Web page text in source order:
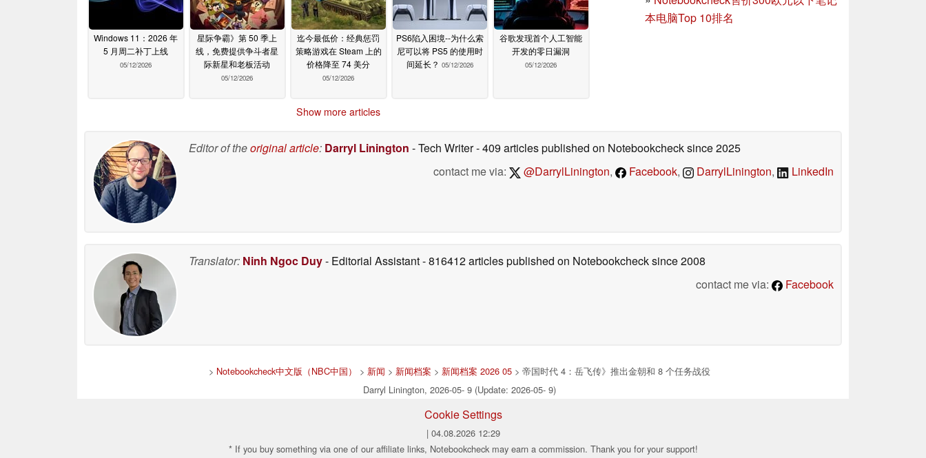
本电脑Top 10排名
Windows 11：2026 年
5 月周二补丁上线
05/12/2026
星际争霸》第 50 季上
线，免费提供争斗者星
际新星和老板活动
05/12/2026
迄今最低价：经典惩罚
策略游戏在 Steam 上的
价格降至 74 美分
05/12/2026
PS6陷入困境--为什么索
尼可以将 PS5 的使用时
间延长？ 05/12/2026
谷歌发现首个人工智能
开发的零日漏洞
05/12/2026
Show more articles
Editor of theoriginal article: Darryl Linington - Tech Writer- 409 articles published on Notebookchecksince 2025
contact me via:
@DarrylLinington, Facebook, DarrylLinington, LinkedIn
Translator: Ninh Ngoc Duy- Editorial Assistant- 816412 articles published on Notebookchecksince 2008
contact me via:
Facebook
> Notebookcheck中文版（NBC中国） > 新闻 > 新闻档案 > 新闻档案 2026 05 > 帝国时代 4：岳飞传》推出金朝和 8 个任务战役
Darryl Linington, 2026-05- 9 (Update: 2026-05- 9)
Cookie Settings
| 04.08.2026 12:29
* If you buy something via one of our affiliate links, Notebookcheck may earn a commission. Thank you for your support!